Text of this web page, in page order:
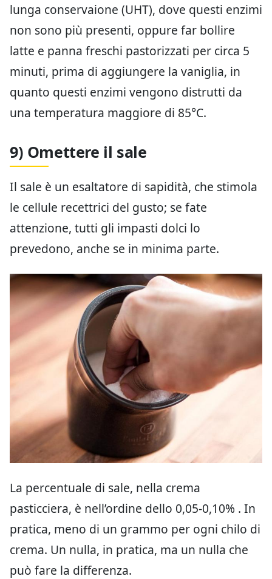
lunga conservaione (UHT), dove questi enzimi
non sono più presenti, oppure far bollire
latte e panna freschi pastorizzati per circa 5
minuti, prima di aggiungere la vaniglia, in
quanto questi enzimi vengono distrutti da
una temperatura maggiore di 85°C.
9) Omettere il sale
Il sale è un esaltatore di sapidità, che stimola
le cellule recettrici del gusto; se fate
attenzione, tutti gli impasti dolci lo
prevedono, anche se in minima parte.
La percentuale di sale, nella crema
pasticciera, è nell’ordine dello 0,05-0,10% . In
pratica, meno di un grammo per ogni chilo di
crema. Un nulla, in pratica, ma un nulla che
può fare la differenza.